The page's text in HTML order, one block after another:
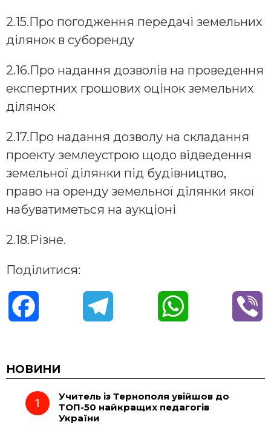
2.15.Про погодження передачі земельних
ділянок в суборенду
2.16.Про надання дозволів на проведення
експертних грошових оцінок земельних
ділянок
2.17.Про надання дозволу на складання
проекту землеустрою щодо відведення
земельної ділянки під будівництво,
право на оренду земельної ділянки якої
набуватиметься на аукціоні
2.18.Різне.
Поділитися:
c
e e t
НОВИНИ
Учитель із Тернополя увійшов до
ТОП-50 найкращих педагогів
України